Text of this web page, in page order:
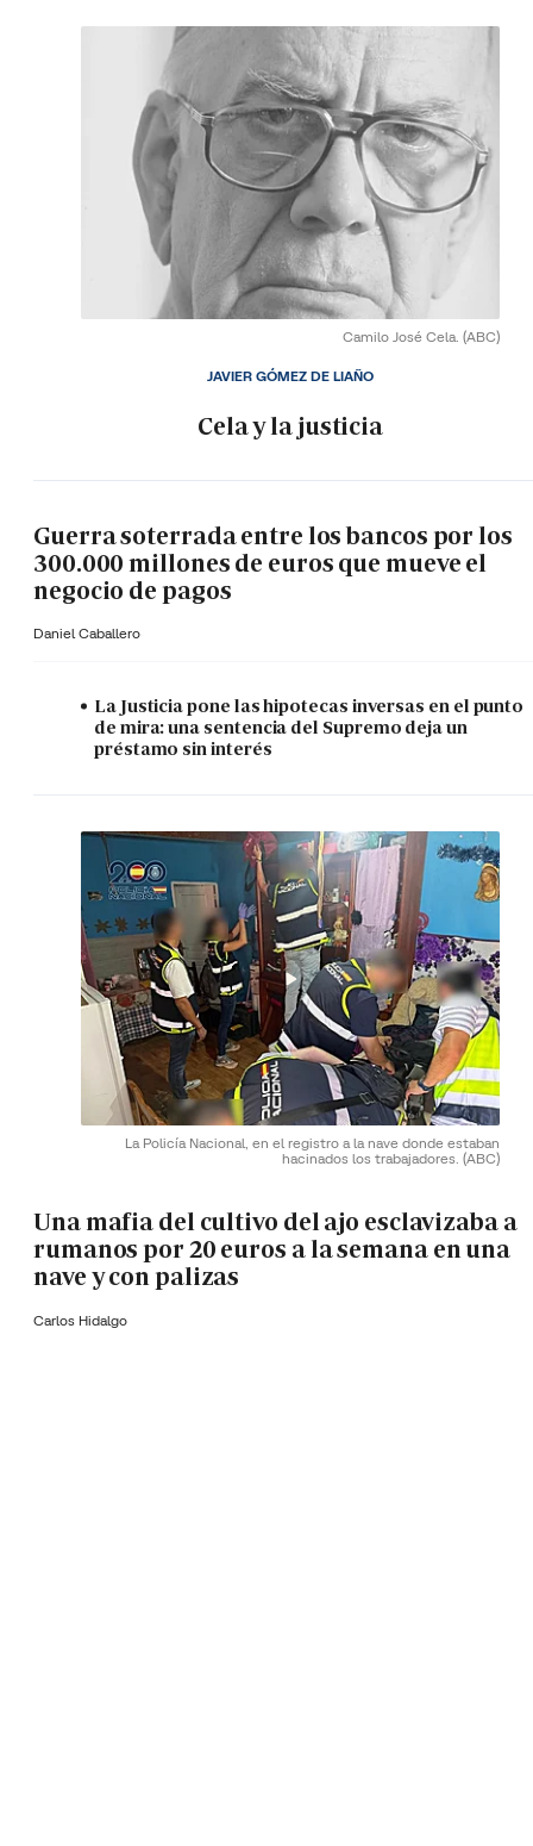
Camilo José Cela. (ABC)
Cela y la justicia
JAVIER GÓMEZ DE LIAÑO
Guerra soterrada entre los bancos por los
300.000 millones de euros que mueve el
negocio de pagos
Daniel Caballero
La Justicia pone las hipotecas inversas en el punto
de mira: una sentencia del Supremo deja un
préstamo sin interés
La Policía Nacional, en el registro a la nave donde estaban
hacinados los trabajadores. (ABC)
Una mafia del cultivo del ajo esclavizaba a
rumanos por 20 euros a la semana en una
nave y con palizas
Carlos Hidalgo